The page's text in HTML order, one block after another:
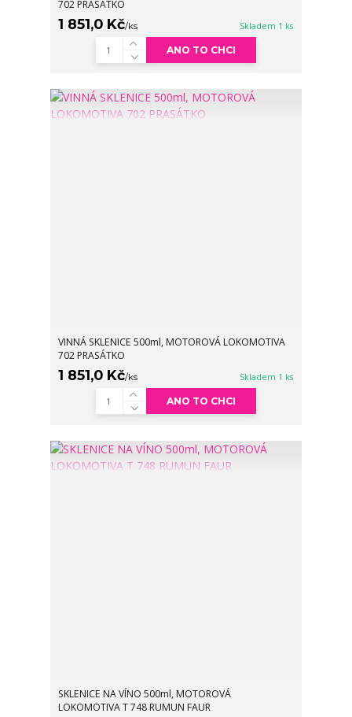
702 PRASÁTKO
1 851,0 Kč/ks Skladem 1 ks
ANO TO CHCI
VINNÁ SKLENICE 500ml, MOTOROVÁ LOKOMOTIVA
702 PRASÁTKO
1 851,0 Kč/ks Skladem 1 ks
ANO TO CHCI
SKLENICE NA VÍNO 500ml, MOTOROVÁ
LOKOMOTIVA T 748 RUMUN FAUR